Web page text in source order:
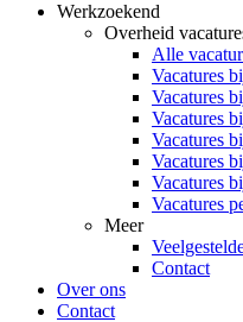
Werkzoekend
Overheid
Alle
Vacatures
Vacatures
Vacatures
Vacatures
Vacatures
Vacatures
Vacatures
Meer
Contact
Over ons
Contact